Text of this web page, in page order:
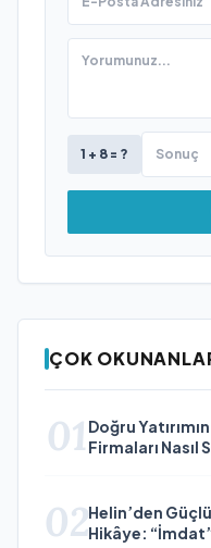
1 + 8 = ?
ÇOK
01 Doğru
Firmaları Nasıl
02Helin’den
Hikâye: